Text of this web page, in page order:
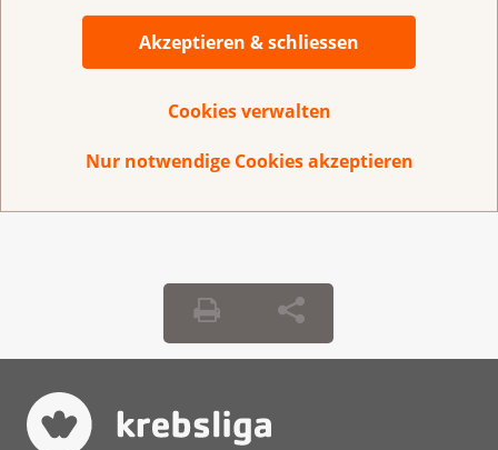
Akzeptieren & schliessen
Cookies verwalten
Nur notwendige Cookies akzeptieren